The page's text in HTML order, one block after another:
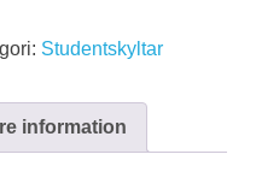
Studentskyltar
information